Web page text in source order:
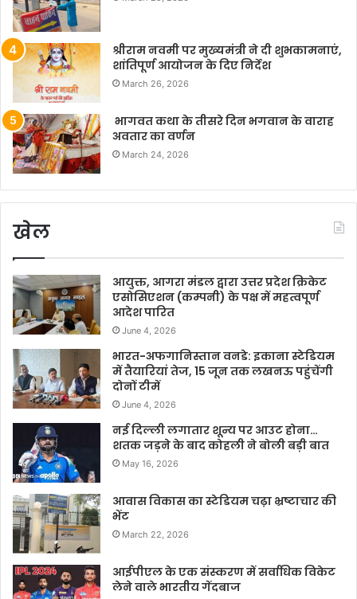
श्रीराम नवमी पर मुख्यमंत्री ने दी शुभकामनाएं,
शांतिपूर्ण आयोजन के दिए निर्देश
March 26, 2026
भागवत कथा के तीसरे दिन भगवान के वाराह
अवतार का वर्णन
March 24, 2026
खेल
आयुक्त, आगरा मंडल द्वारा उत्तर प्रदेश क्रिकेट
एसोसिएशन (कम्पनी) के पक्ष में महत्वपूर्ण
आदेश पारित
June 4, 2026
भारत-अफगानिस्तान वनडे: इकाना स्टेडियम
में तैयारियां तेज, 15 जून तक लखनऊ पहुंचेंगी
दोनों टीमें
June 4, 2026
नई दिल्ली लगातार शून्य पर आउट होना…
शतक जड़ने के बाद कोहली ने बोली बड़ी बात
May 16, 2026
आवास विकास का स्टेडियम चढ़ा भ्रष्टाचार की
भेंट
March 22, 2026
आईपीएल के एक संस्करण में सर्वाधिक विकेट
लेने वाले भारतीय गेंदबाज